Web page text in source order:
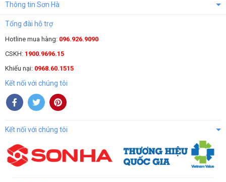
Thông tin Sơn Hà
Tổng đài hỗ trợ
Hotline mua hàng: 096.926.9090
CSKH: 1900.9696.15
Khiếu nại: 0968.60.1515
Kết nối với chúng tôi
Kết nối với chúng tôi